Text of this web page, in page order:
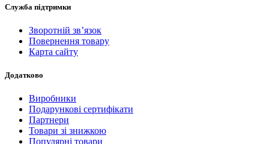
Служба підтримки
Зворотній зв’язок
Повернення товару
Карта сайту
Додатково
Виробники
Подарункові сертифікати
Партнери
Товари зі знижкою
Популярні товари